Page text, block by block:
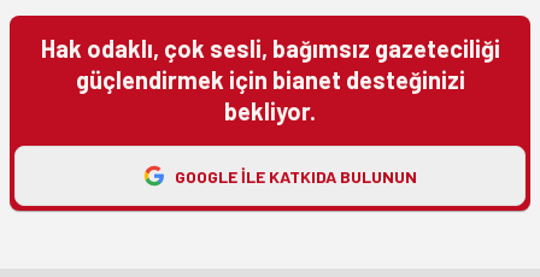
Hak odaklı, çok sesli, bağımsız gazeteciliği
güçlendirmek için bianet desteğinizi
bekliyor.
GOOGLE ILE KATKIDA BULUNUN